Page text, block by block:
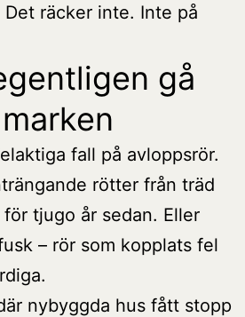
räcker inte. Inte på
gå
fall på avloppsrör.
rötter från träd
tjugo år sedan. Eller
– rör som kopplats fel
nybyggda hus fått stopp